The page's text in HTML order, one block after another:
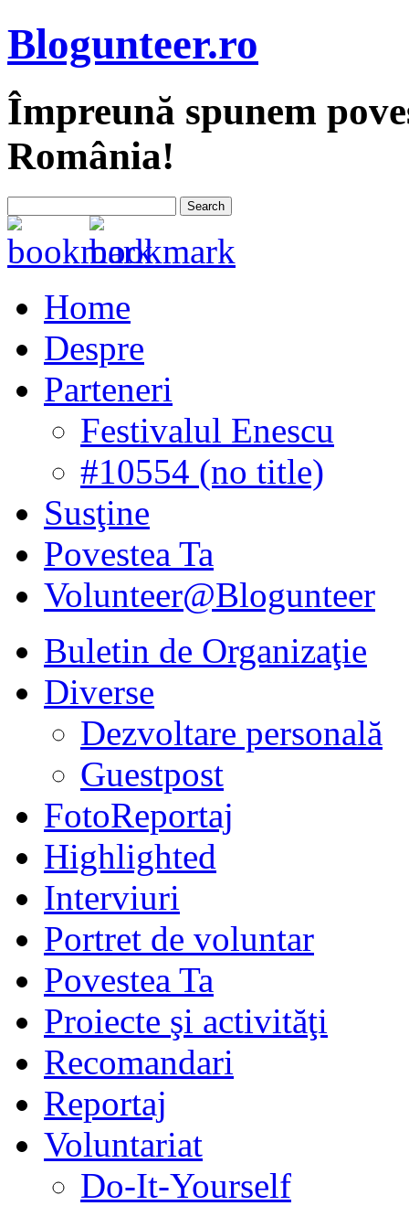
Blogunteer.ro
Împreună spunem
România!
Home
Despre
Parteneri
Festivalul Enescu
#10554 (no title)
Susţine
Povestea Ta
Volunteer@Blogunteer
Buletin de Organizaţie
Diverse
Dezvoltare personală
Guestpost
FotoReportaj
Highlighted
Interviuri
Portret de voluntar
Povestea Ta
Proiecte şi activităţi
Recomandari
Reportaj
Voluntariat
Do-It-Yourself